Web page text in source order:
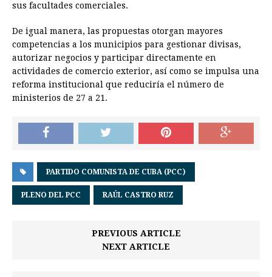
sus facultades comerciales.
De igual manera, las propuestas otorgan mayores
competencias a los municipios para gestionar divisas,
autorizar negocios y participar directamente en
actividades de comercio exterior, así como se impulsa una
reforma institucional que reduciría el número de
ministerios de 27 a 21.
PARTIDO COMUNISTA DE CUBA (PCC)
PLENO DEL PCC RAÚL CASTRO RUZ
PREVIOUS ARTICLE
NEXT ARTICLE